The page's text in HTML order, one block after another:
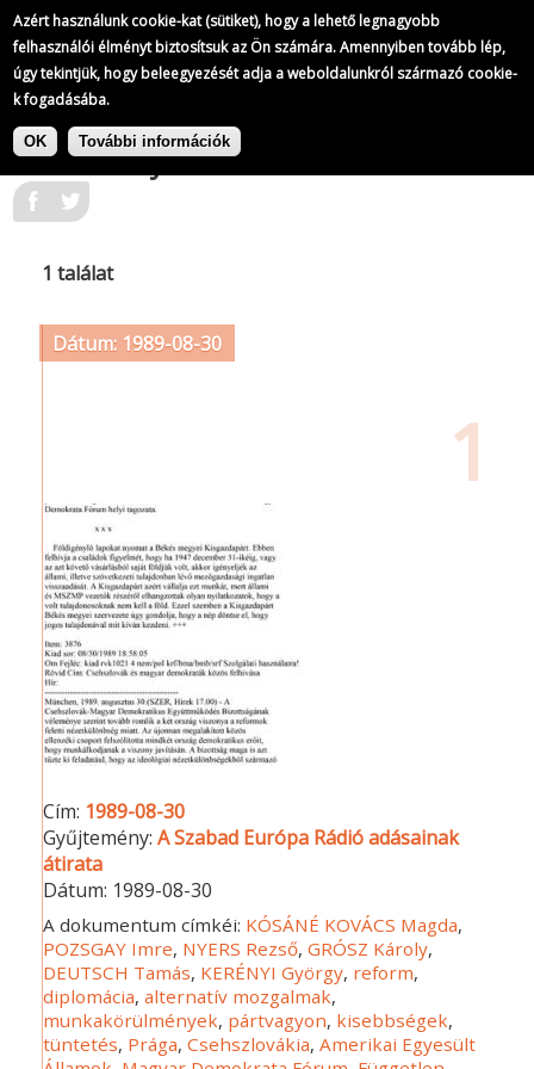
Azért használunk cookie-kat (sütiket), hogy a lehető legnagyobb
felhasználói élményt biztosítsuk az Ön számára. Amennyiben tovább lép,
úgy tekintjük, hogy beleegyezését adja a weboldalunkról származó cookie-
k fogadásába.
OK További információk
Ugrás
Címke: Csehszlovákiai Demokratikus
Kezdeményezés
1 találat
Dátum: 1989-08-30
1
Cím: 1989-08-30
Gyűjtemény:A Szabad Európa Rádió adásainak
átirata
Dátum: 1989-08-30
A dokumentum címkéi: KÓSÁNÉ KOVÁCS Magda,
POZSGAY Imre, NYERS Rezső,GRÓSZ Károly,
DEUTSCH Tamás, KERÉNYI György, reform,
diplomácia,alternatív mozgalmak,
munkakörülmények, pártvagyon, kisebbségek,
tüntetés, Prága,Csehszlovákia,Amerikai Egyesült